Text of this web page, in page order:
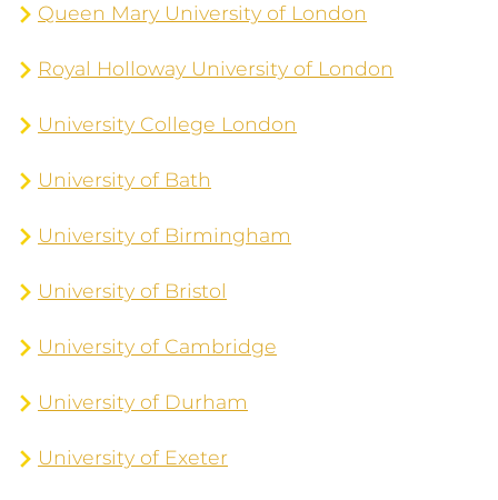
Queen Mary University of London
Royal Holloway University of London
University College London
University of Bath
University of Birmingham
University of Bristol
University of Cambridge
University of Durham
University of Exeter